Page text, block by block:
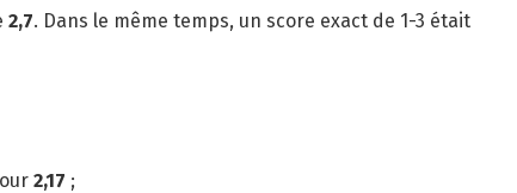
2,7. Dans le même temps, un score exact de 1-3 était
2,17 ;